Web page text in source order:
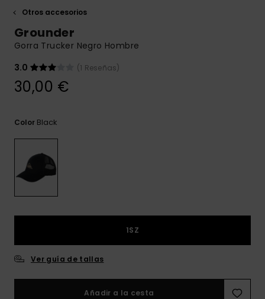
respuestas a
las preguntas
Otros accesorios
Grounder
Gorra Trucker Negro Hombre
3.0
(1 Reseñas)
30,00 €
Color Black
1SZ
Ver guía de tallas
Añadir a la cesta